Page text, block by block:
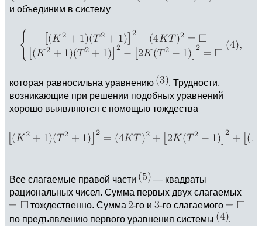
и объединим в систему
которая равносильна уравнению
. Трудности,
возникающие при решении подобных уравнений
хорошо выявляются с помощью тождества
Все слагаемые правой части
— квадраты
рациональных чисел. Сумма первых двух слагаемых
тождественно. Сумма
-го и
-го слагаемого
по предъявлению первого уравнения системы
.